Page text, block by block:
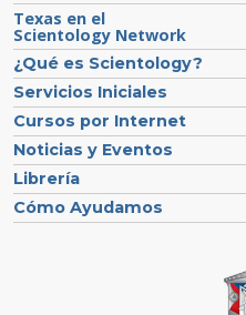
Texas en el
Scientology Network
¿Qué es Scientology?
Servicios Iniciales
Cursos por Internet
Noticias y Eventos
Librería
Cómo Ayudamos